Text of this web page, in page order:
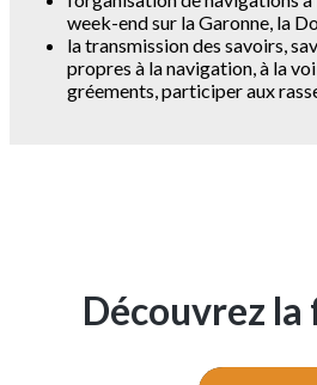
week-end sur la Garonne, la
la transmission des savoirs,
propres à la navigation, à la
gréements, participer aux
Découvrez